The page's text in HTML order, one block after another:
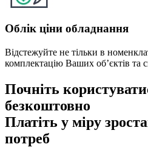
Облік ціни обладнання
Відстежуйте не тільки в
комплектацію Ваших об’єктів та
Почніть
безкоштовно
Платіть у міру
потреб